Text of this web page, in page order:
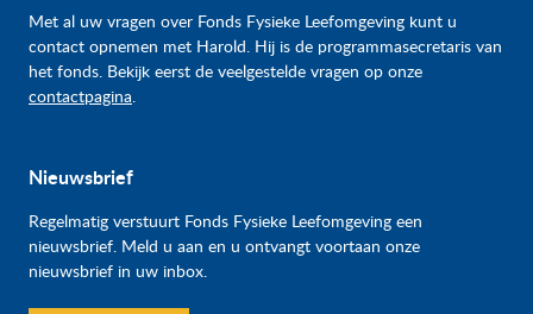
Met al uw vragen over Fonds Fysieke Leefomgeving kunt u
contact opnemen met Harold. Hij is de programmasecretaris van
het fonds. Bekijk eerst de veelgestelde vragen op onze
contactpagina.
Nieuwsbrief
Regelmatig verstuurt Fonds Fysieke Leefomgeving een
nieuwsbrief. Meld u aan en u ontvangt voortaan onze
nieuwsbrief in uw inbox.